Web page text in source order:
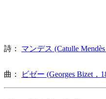
詩： マンデス (Catulle
曲： ビゼー (Georges Bizet，